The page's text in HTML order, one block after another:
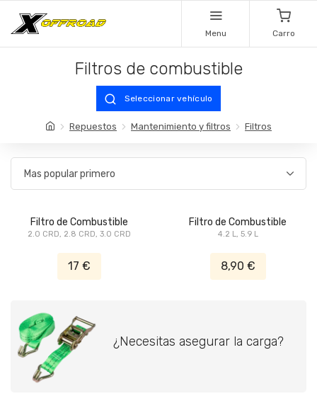
Menu Carro
Filtros de combustible
Seleccionar vehículo
Repuestos Mantenimiento y filtros Filtros
Filtro de Combustible
2.0 CRD, 2.8 CRD, 3.0 CRD
17 €
Filtro de Combustible
4.2 L, 5.9 L
8,90 €
¿Necesitas asegurar la carga?